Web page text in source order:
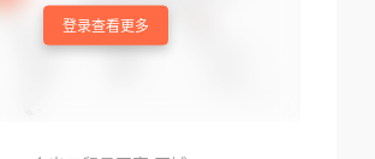
登录查看更多